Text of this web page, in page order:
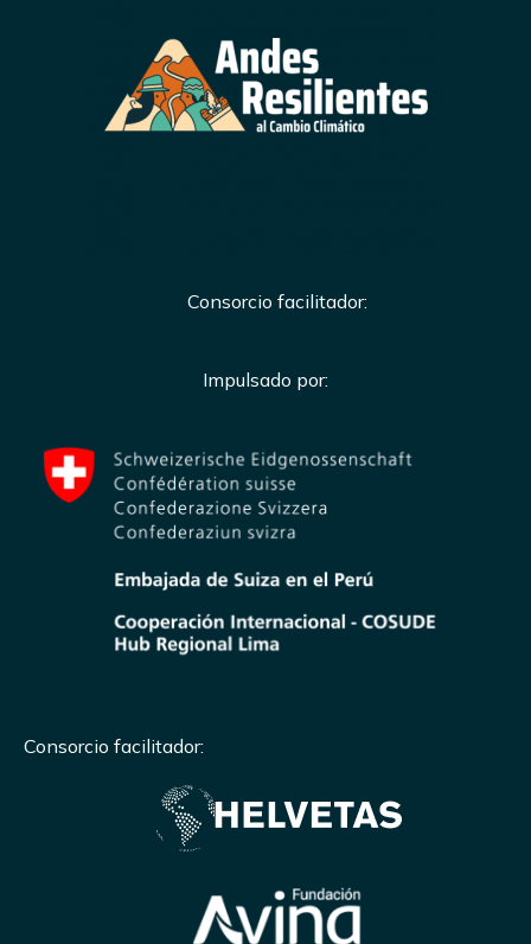
Consorcio facilitador:
Impulsado por:
Consorcio facilitador: